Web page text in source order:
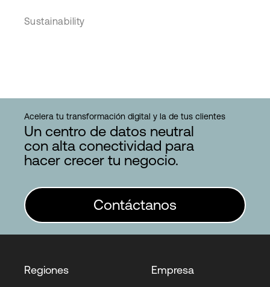
Sustainability
Acelera tu transformación digital y la de tus clientes
Un centro de datos neutral
con alta conectividad para
hacer crecer tu negocio.
Contáctanos
Regiones Empresa